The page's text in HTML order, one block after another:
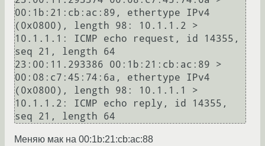
00:1b:21:cb:ac:89, ethertype IPv4
(0x0800), length 98: 10.1.1.2 >
10.1.1.1: ICMP echo request, id 14355,
seq 21, length 64
23:00:11.293386 00:1b:21:cb:ac:89 >
00:08:c7:45:74:6a, ethertype IPv4
(0x0800), length 98: 10.1.1.1 >
10.1.1.2: ICMP echo reply, id 14355,
Меняю мак на 00:1b:21:cb:ac:88